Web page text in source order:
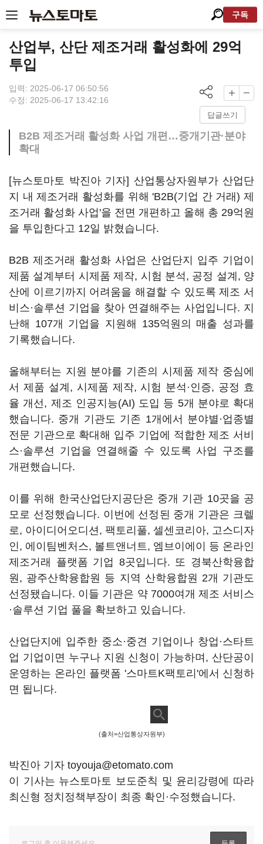
구독
산업부, 산단 제조거래 활성화에 29억
투입
입력: 2025-06-17 06:50:56
수정: 2025-06-17 13:42:16
답글쓰기
B2B 제조거래 활성화 사업 개편…중개기관·분야
확대
[뉴스토마토 박진아 기자] 산업통상자원부가 산업단
지 내 제조거래 활성화를 위해 'B2B(기업 간 거래) 제
조거래 활성화 사업'을 전면 개편하고 올해 총 29억원
을 투입한다고 12일 밝혔습니다.
B2B 제조거래 활성화 사업은 산업단지 입주 기업이
제품 설계부터 시제품 제작, 시험 분석, 공정 설계, 양
산에 이르기까지 어려움을 해결할 수 있도록 제조 서
비스·솔루션 기업을 찾아 연결해주는 사업입니다. 지
난해 107개 기업을 지원해 135억원의 매출 성과를
기록했습니다.
올해부터는 지원 분야를 기존의 시제품 제작 중심에
서 제품 설계, 시제품 제작, 시험 분석·인증, 공정 효
율 개선, 제조 인공지능(AI) 도입 등 5개 분야로 확대
했습니다. 중개 기관도 기존 1개에서 분야별·업종별
전문 기관으로 확대해 입주 기업에 적합한 제조 서비
스·솔루션 기업을 연결해줄 수 있도록 사업 구조를
개편했습니다.
이를 위해 한국산업단지공단은 중개 기관 10곳을 공
모로 선정했습니다. 이번에 선정된 중개 기관은 크렐
로, 아이디어오디션, 팩토리풀, 셀센코리아, 고스디자
인, 에이팀벤처스, 볼트앤너트, 엠브이에이 등 온라인
제조거래 플랫폼 기업 8곳입니다. 또 경북산학융합
원, 광주산학융합원 등 지역 산학융합원 2개 기관도
선정됐습니다. 이들 기관은 약 7000여개 제조 서비스
·솔루션 기업 풀을 확보하고 있습니다.
산업단지에 입주한 중소·중견 기업이나 창업·스타트
업 기업이면 누구나 지원 신청이 가능하며, 산단공이
운영하는 온라인 플랫폼 '스마트K팩토리'에서 신청하
면 됩니다.
(출처=산업통상자원부)
박진아 기자 toyouja@etomato.com
이 기사는 뉴스토마토 보도준칙 및 윤리강령에 따라
최신형 정치정책부장이 최종 확인·수정했습니다.